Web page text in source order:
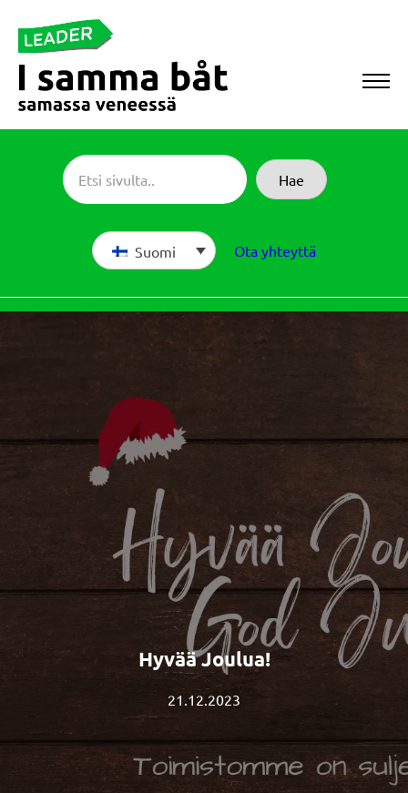
suoraan
sisältöön
Sameboat
Hae
Ota yhteyttä
Suomi
Hyvää Joulua!
21.12.2023